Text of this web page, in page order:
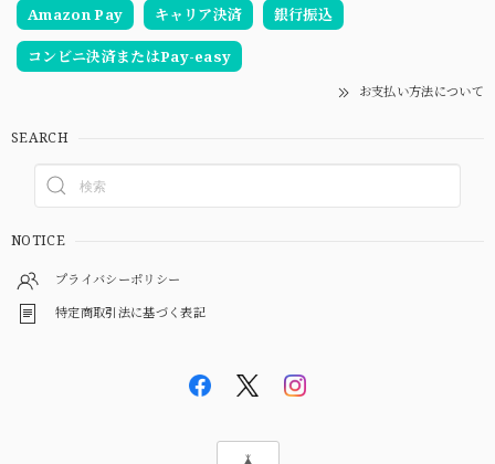
Amazon Pay キャリア決済 銀行振込
コンビニ決済またはPay-easy
お支払い方法について
SEARCH
NOTICE
プライバシーポリシー
特定商取引法に基づく表記